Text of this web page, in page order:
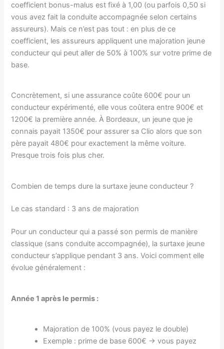
coefficient bonus-malus est fixé à 1,00 (ou parfois 0,50 si
vous avez fait la conduite accompagnée selon certains
assureurs). Mais ce n’est pas tout : en plus de ce
coefficient, les assureurs appliquent une majoration jeune
conducteur qui peut aller de 50% à 100% sur votre prime de
base.
Concrètement, si une assurance coûte 600€ pour un
conducteur expérimenté, elle vous coûtera entre 900€ et
1200€ la première année. À Bordeaux, un jeune que je
connais payait 1350€ pour assurer sa Clio alors que son
père payait 480€ pour exactement la même voiture.
Presque trois fois plus cher.
Combien de temps dure la surtaxe jeune conducteur ?
Le cas standard : 3 ans de majoration
Pour un conducteur qui a passé son permis de manière
classique (sans conduite accompagnée), la surtaxe jeune
conducteur s’applique pendant 3 ans. Voici comment elle
évolue généralement :
Année 1 après le permis :
Majoration de 100% (vous payez le double)
Exemple : prime de base 600€ → vous payez